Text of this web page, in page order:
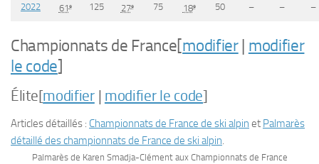
2022 61e 125 27e 75 18e 50 – – –
Championnats de France[modifier| modifier
le code]
Élite[modifier| modifier le code]
Articles détaillés : Championnats de France de ski alpin et Palmarès
détaillé des championnats de France de ski alpin
Palmarès de Karen Smadja-Clément aux Championnats de France